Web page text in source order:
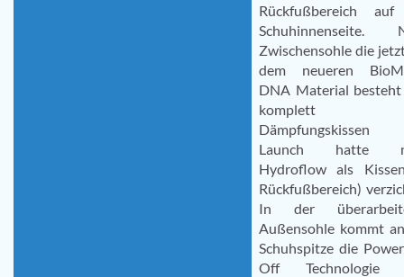
Rückfußbereich
Schuhinnenseite.
Zwischensohle die
dem neueren
DNA Material
komplett
Dämpfungskissen
Launch hatte
Hydroflow als
Rückfußbereich)
In der
Außensohle kommt
Schuhspitze die
Off Technologie